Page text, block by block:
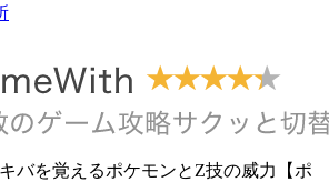
バを覚えるポケモンとZ技の威力【ポ